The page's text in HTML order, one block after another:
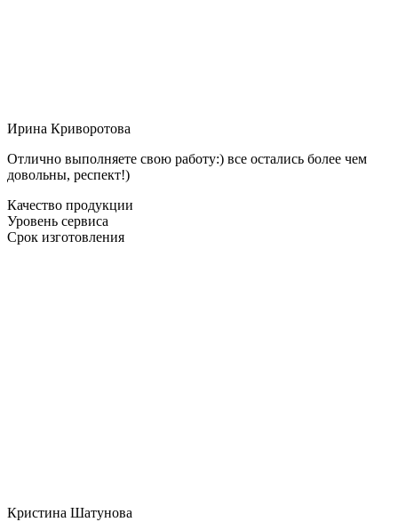
Ирина Криворотова
Отлично выполняете свою работу:) все остались более чем
довольны, респект!)
Качество продукции
Уровень сервиса
Срок изготовления
Кристина Шатунова